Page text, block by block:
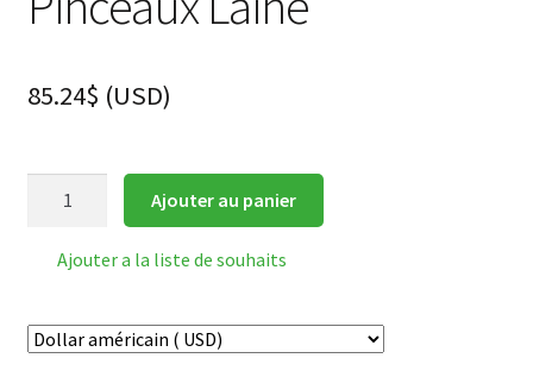
85.24$ (USD)
料
Ajouter au panier
Ajouter a la liste de souhaits